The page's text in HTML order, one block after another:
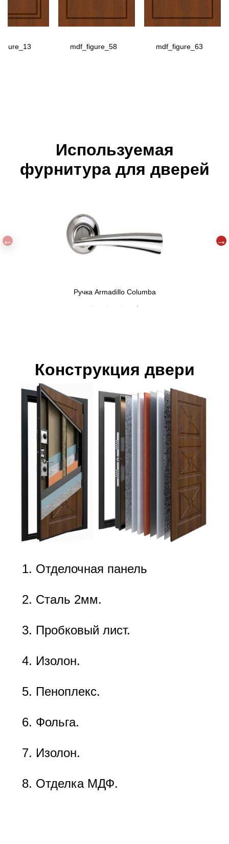
mdf_figure_58 mdf_figure_63
Используемая
фурнитура для дверей
Верхний замок МЕТТЭМ 3В8 290.0.0
Конструкция двери
Отделочная панель
Сталь 2мм.
Пробковый лист.
Изолон.
Пеноплекс.
Фольга.
Изолон.
Отделка МДФ.